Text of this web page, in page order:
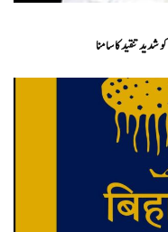
شدید تنقید کا سامنا